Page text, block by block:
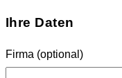
Ihre Daten
Firma (optional)